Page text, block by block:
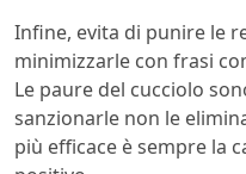
Infine, evita di punire le
minimizzarle con frasi
Le paure del cucciolo
sanzionarle non le
più efficace è sempre la